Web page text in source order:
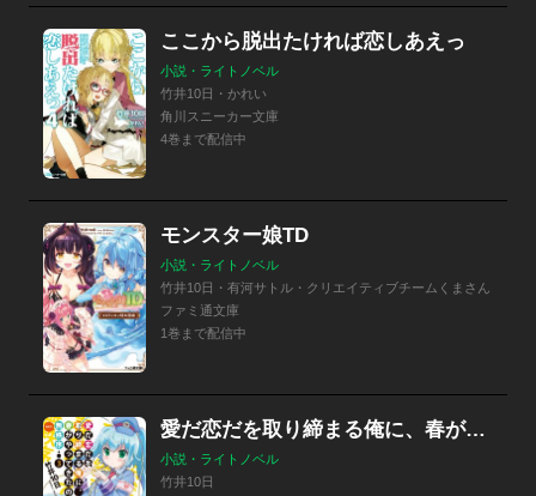
ここから脱出たければ恋しあえっ
小説・ライトノベル
竹井10日・かれい
角川スニーカー文庫
4巻まで配信中
モンスター娘TD
小説・ライトノベル
竹井10日・有河サトル・クリエイティブチームくまさん
ファミ通文庫
1巻まで配信中
愛だ恋だを取り締まる俺に、春がやってきたので無秩序
小説・ライトノベル
竹井10日